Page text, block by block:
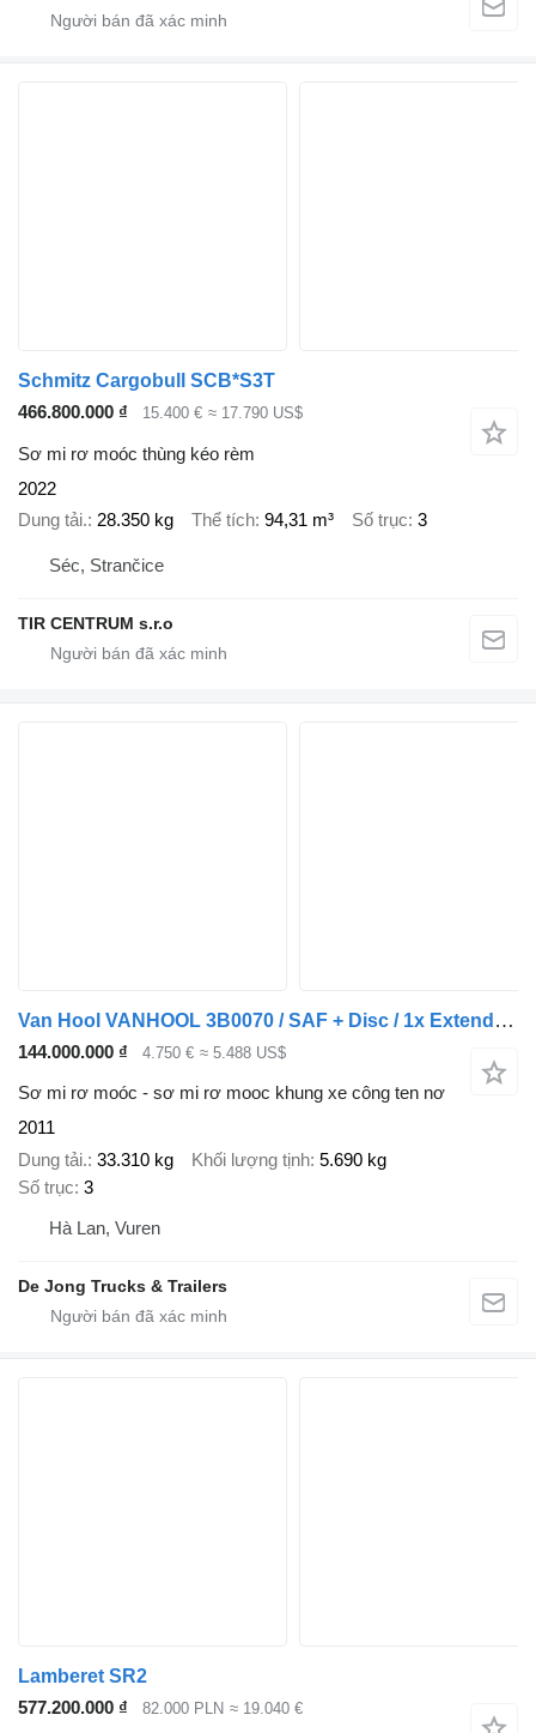
Schmitz Cargobull SCB*S3T
466.800.000 ₫
15.400 € ≈ 17.790 US$
Sơ mi rơ moóc thùng kéo rèm
2022
Dung tải. 28.350 kg Thể tích 94,31 m³ Số trục 3
Séc, Strančice
TIR CENTRUM s.r.o
Van Hool VANHOOL 3B0070 / SAF + Disc / 1x Extendable / Lift Axle
144.000.000 ₫ 4.750 € ≈ 5.488 US$
Sơ mi rơ moóc - sơ mi rơ mooc khung xe công ten nơ
2011
Dung tải. 33.310 kg Khối lượng tịnh 5.690 kg
Số trục 3
Hà Lan, Vuren
De Jong Trucks & Trailers
Lamberet SR2
577.200.000 ₫
82.000 PLN ≈ 19.040 €